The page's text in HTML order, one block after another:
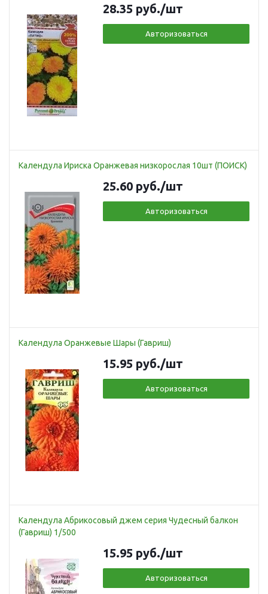
28.35 руб./шт
Авторизоваться
Календула Ириска Оранжевая низкорослая 10шт (ПОИСК)
25.60 руб./шт
Авторизоваться
Календула Оранжевые Шары (Гавриш)
15.95 руб./шт
Авторизоваться
Календула Абрикосовый джем серия Чудесный балкон
(Гавриш) 1/500
15.95 руб./шт
Авторизоваться